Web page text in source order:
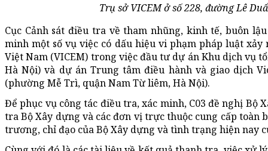
Trụ sở VICEM ở số 228, đường Lê
Cục Cảnh sát điều tra về tham nhũng, kinh tế, buôn
minh một số vụ việc có dấu hiệu vi phạm pháp luật
Việt Nam (VICEM) trong việc đầu tư dự án Khu dịch vụ
Hà Nội) và dự án Trung tâm điều hành và giao dịch
(phường Mễ Trì, quận Nam Từ liêm, Hà Nội).
Để phục vụ công tác điều tra, xác minh, C03 đề nghị Bộ
tra Bộ Xây dựng và các đơn vị trực thuộc cung cấp toàn
trương, chỉ đạo của Bộ Xây dựng và tình trạng hiện nay